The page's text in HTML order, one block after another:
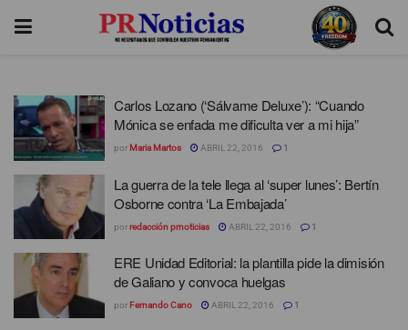
Carlos Lozano (‘Sálvame Deluxe’): “Cuando
Mónica se enfada me dificulta ver a mi hija”
por Maria Martos ABRIL 22, 2016 1
La guerra de la tele llega al ‘super lunes’: Bertín
Osborne contra ‘La Embajada’
porredacción prnoticias ABRIL 22, 2016 1
ERE Unidad Editorial: la plantilla pide la dimisión
de Galiano y convoca huelgas
por Fernando Cano ABRIL 22, 2016 1